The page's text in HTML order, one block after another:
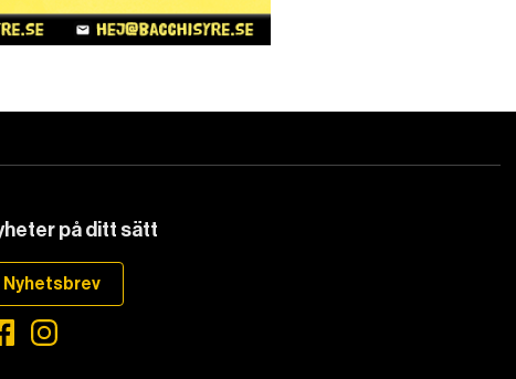
på ditt sätt
Nyhetsbrev